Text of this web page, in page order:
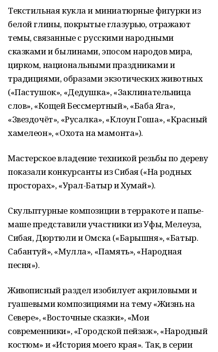
Текстильная кукла и миниатюрные фигурки из
белой глины, покрытые глазурью, отражают
темы, связанные с русскими народными
сказками и былинами, эпосом народов мира,
цирком, национальными праздниками и
традициями, образами экзотических животных
(«Пастушок», «Дедушка», «Заклинательница
слов», «Кощей Бессмертный», «Баба Яга»,
«Звездочёт», «Русалка», «Клоун Гоша», «Красный
хамелеон», «Охота на мамонта»).
Мастерское владение техникой резьбы по дереву
показали конкурсанты из Сибая («На родных
просторах», «Урал-Батыр и Хумай»).
Скульптурные композиции в терракоте и папье-
маше представили участники из Уфы, Мелеуза,
Сибая, Дюртюли и Омска («Барышня», «Батыр.
Сабантуй», «Мулла», «Память», «Народная
песня»).
Живописный раздел изобилует акриловыми и
гуашевыми композициями на тему «Жизнь на
Севере», «Восточные сказки», «Мои
современники», «Городской пейзаж», «Народный
костюм» и «История моего края». Так, в серии